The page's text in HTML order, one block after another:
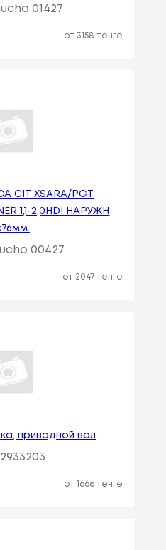
01427
от 3158 тенге
CIT XSARA/PGT
1,1-2,0HDI НАРУЖН
00427
от 2047 тенге
приводной вал
от 1666 тенге